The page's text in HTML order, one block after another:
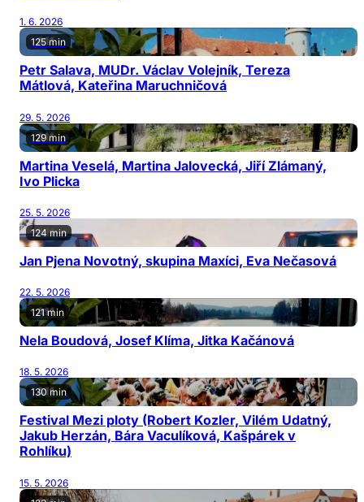
1. 6. 2026
125 min
Petr Salava, MUDr. Václav Volejník, Tereza
Mátlová, Kateřina Maruchničová
29. 5. 2026
129 min
Martina Veselá, Martina Jalovecká, Jiří Zlámaný,
Ivo Plicka
25. 5. 2026
124 min
Jan Pjena Novotný, skupina Maxíci, Eva Nečasová
22. 5. 2026
121 min
Nela Boudová, Josef Klíma, Jitka Kačánová
18. 5. 2026
130 min
Festival Mezi ploty (Robert Kozler, Vilém Udatný,
Jakub Herzán, Bára Vaculíková, Kašpárek v
Rohlíku)
15. 5. 2026